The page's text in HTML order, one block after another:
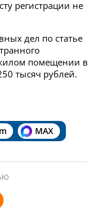
регистрации не
дел по статье
помещении в
тысяч рублей.
MAX